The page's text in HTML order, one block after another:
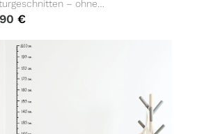
– ohne
10 cm Abstand Maßband
€